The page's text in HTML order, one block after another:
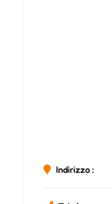
Indirizzo :